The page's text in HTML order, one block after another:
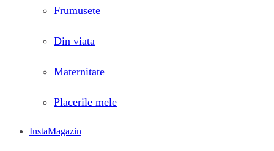
Frumusete
Din viata
Maternitate
Placerile mele
InstaMagazin